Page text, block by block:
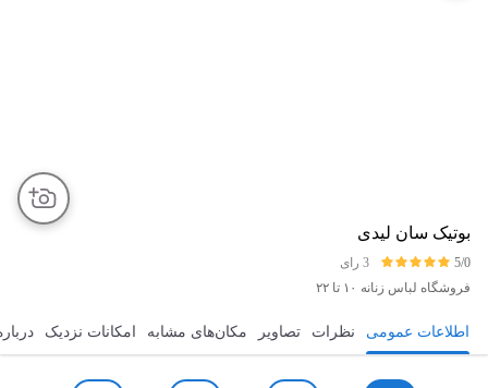
بوتیک سان لیدی
5/0
3 رای
فروشگاه لباس زنانه ۱۰ تا ۲۲
مسیریابی ذخیره ارسال تماس اطلاعات عمومی نظرات تصاویر مکان‌های مشابه امکانات نزدیک